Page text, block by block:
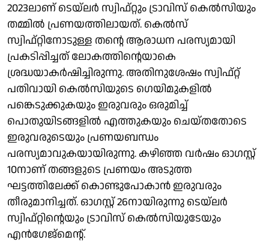
2023ലാണ് ടെയ്‌ലർ സ്വിഫ്റ്റും ട്രാവിസ് കെൽസിയും
തമ്മിൽ പ്രണയത്തിലായത്. കെൽസ്
സ്വിഫ്റ്റിനോടുള്ള തന്റെ ആരാധന പരസ്യമായി
പ്രകടിപ്പിച്ചത് ലോകത്തിന്റെയാകെ
ശ്രദ്ധയാകർഷിച്ചിരുന്നു. അതിനുശേഷം സ്വിഫ്റ്റ്
പതിവായി കെൽസിയുടെ ഗെയിമുകളിൽ
പങ്കെടുക്കുകയും ഇരുവരും ഒരുമിച്ച്
പൊതുയിടങ്ങളിൽ എത്തുകയും ചെയ്തതോടെ
ഇരുവരുടെയും പ്രണയബന്ധം
പരസ്യമാവുകയായിരുന്നു. കഴിഞ്ഞ വർഷം ഓഗസ്റ്റ്
10നാണ് തങ്ങളുടെ പ്രണയം അടുത്ത
ഘട്ടത്തിലേക്ക് കൊണ്ടുപോകാൻ ഇരുവരും
തീരുമാനിച്ചത്. ഓഗസ്റ്റ് 26നായിരുന്നു ടെയ്‌ലർ
സ്വിഫ്റ്റിന്റെയും ട്രാവിസ് കെല്‍സിയുടേയും
എൻഗേജ്‌മെന്റ്.